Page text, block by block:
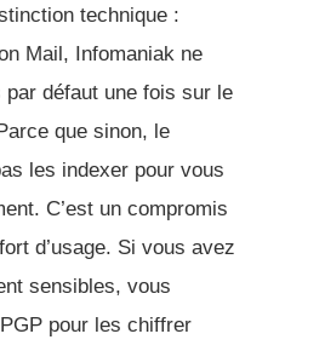
technique :
Mail, Infomaniak ne
défaut une fois sur le
que sinon, le
les indexer pour vous
C’est un compromis
d’usage. Si vous avez
sensibles, vous
pour les chiffrer